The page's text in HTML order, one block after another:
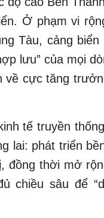
Ở phạm vi
Tàu, cảng biển
lưu” của mọi
về cực tăng
tế truyền
lai: phát triển
đồng thời mở
chiều sâu để